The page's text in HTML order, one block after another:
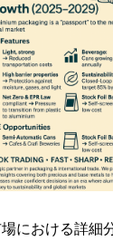
における詳細